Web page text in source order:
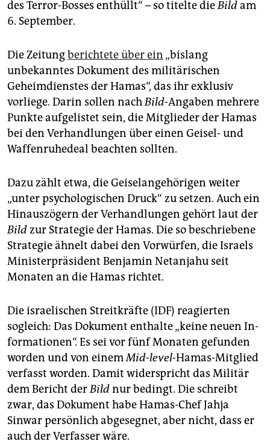
genossenschaft
epaper login
des Terror-Bosses enthüllt“ – so titelte dieBildam
6. September.
Die Zeitungberichtete über ein „bislang
unbekanntes Dokument des militärischen
Geheimdienstes der Hamas“, das ihr exklusiv
vorliege. Darin sollen nachBild-Angaben mehrere
Punkte aufgelistet sein, die Mitglieder der Hamas
bei den Verhandlungen über einen Geisel- und
Waffenruhedeal beachten sollten.
Dazu zählt etwa, die Geiselangehörigen weiter
„unter psychologischen Druck“ zu setzen. Auch ein
Hinauszögern der Verhandlungen gehört laut der
Bildzur Strategie der Hamas. Die so beschriebene
Strategie ähnelt dabei den Vorwürfen, die Israels
Ministerpräsident Benjamin Netanjahu seit
Monaten an die Hamas richtet.
Die israelischen Streitkräfte (IDF) reagierten
sogleich: Das Dokument ­enthalte „keine neuen In­
forma­tio­nen“. Es sei vor fünf Monaten gefunden
worden und von einemMid-­level-Hamas-Mitglied
verfasst worden. Damit ­widerspricht das Militär
dem Bericht derBildnur bedingt. Die schreibt
zwar, das Dokument habe Hamas-Chef Jahja
Sinwar persönlich abgesegnet, aber nicht, dass er
auch der Verfasser wäre.